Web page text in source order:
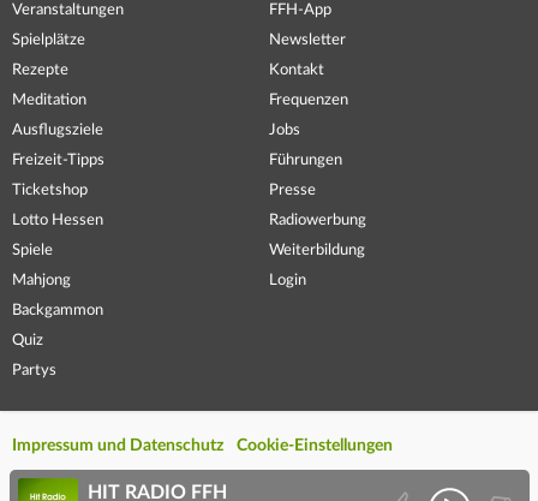
Veranstaltungen
Spielplätze
Rezepte
Meditation
Ausflugsziele
Freizeit-Tipps
Ticketshop
Lotto Hessen
Spiele
Mahjong
Backgammon
Quiz
Partys
FFH-App
Newsletter
Kontakt
Frequenzen
Jobs
Führungen
Presse
Radiowerbung
Weiterbildung
Login
Impressum und Datenschutz Cookie-Einstellungen
HIT RADIO FFH